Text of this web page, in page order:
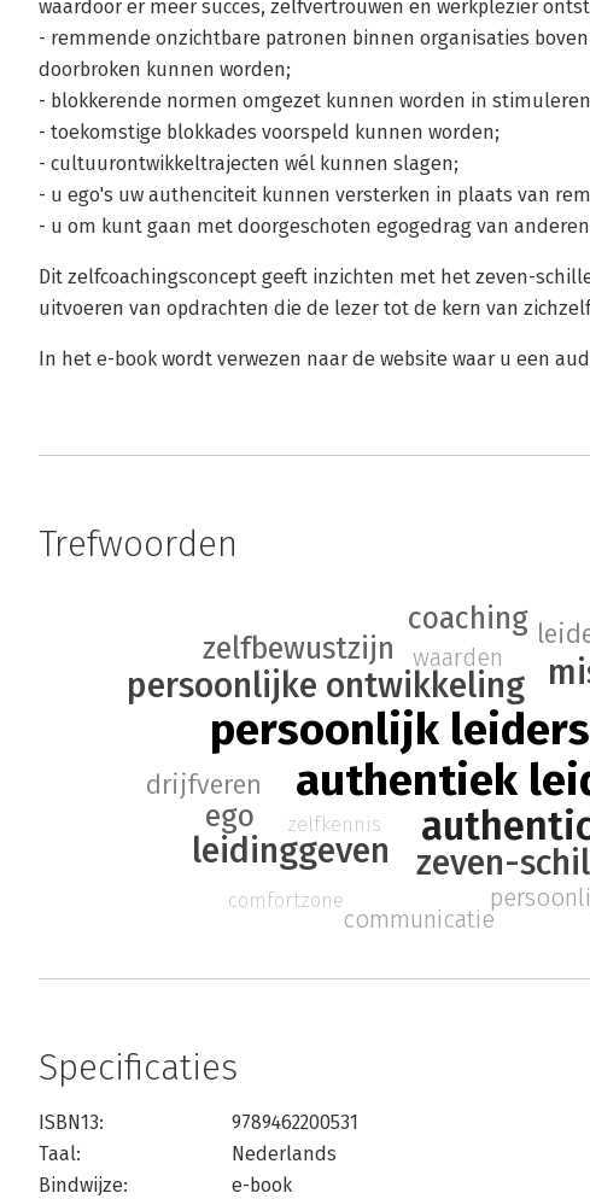
waardoor er meer succes, zelfvertrouwen en werkplezier
- remmende onzichtbare patronen binnen organisaties
doorbroken kunnen worden;
- blokkerende normen omgezet kunnen worden in
- toekomstige blokkades voorspeld kunnen worden;
- cultuurontwikkeltrajecten wél kunnen slagen;
- u ego's uw authenciteit kunnen versterken in plaats van
- u om kunt gaan met doorgeschoten egogedrag van
Dit zelfcoachingsconcept geeft inzichten met het zeven-
uitvoeren van opdrachten die de lezer tot de kern van
In het e-book wordt verwezen naar de website waar u een
Trefwoorden
persoonlijk
authentiek
persoonlijke ontwikkeling
zeven-
leidinggeven
zelfbewustzijn
coaching
ego
drijfveren
waarden
communicatie
zelfkennis
comfortzone
Specificaties
ISBN13:
9789462200531
Taal:
Nederlands
Bindwijze:
e-book